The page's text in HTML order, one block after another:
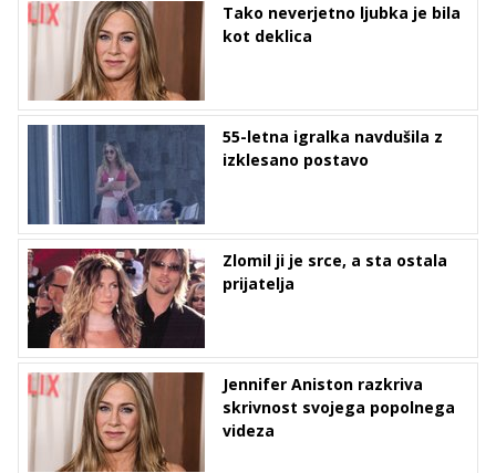
Tako neverjetno ljubka je bila
kot deklica
55-letna igralka navdušila z
izklesano postavo
Zlomil ji je srce, a sta ostala
prijatelja
Jennifer Aniston razkriva
skrivnost svojega popolnega
videza